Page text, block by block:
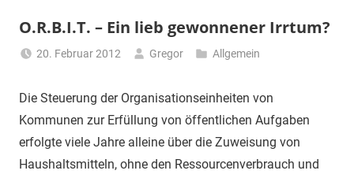
O.R.B.I.T. – Ein lieb gewonnener Irrtum?
20. Februar 2012 Gregor Allgemein
Die Steuerung der Organisationseinheiten von
Kommunen zur Erfüllung von öffentlichen Aufgaben
erfolgte viele Jahre alleine über die Zuweisung von
Haushaltsmitteln, ohne den Ressourcenverbrauch und